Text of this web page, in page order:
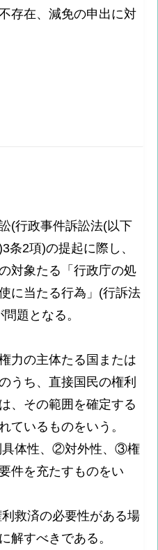
存在、減免の申出に対
(行政事件訴訟法(以下
条2項)の提起に際し、
対象たる「行政庁の処
に当たる行為」(行訴法
題となる。
力の主体たる国または
うち、直接国民の権利
、その範囲を確定する
ているものをいう。
体性、②対外性、③権
件を充たすものをい
救済の必要性がある場
解すべきである。